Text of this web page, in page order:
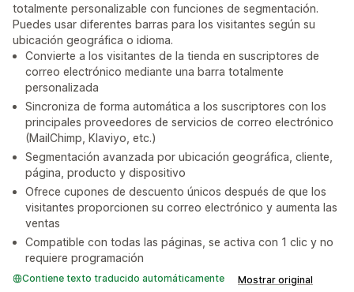
totalmente personalizable con funciones de segmentación.
Puedes usar diferentes barras para los visitantes según su
ubicación geográfica o idioma.
Convierte a los visitantes de la tienda en suscriptores de
correo electrónico mediante una barra totalmente
personalizada
Sincroniza de forma automática a los suscriptores con los
principales proveedores de servicios de correo electrónico
(MailChimp, Klaviyo, etc.)
Segmentación avanzada por ubicación geográfica, cliente,
página, producto y dispositivo
Ofrece cupones de descuento únicos después de que los
visitantes proporcionen su correo electrónico y aumenta las
ventas
Compatible con todas las páginas, se activa con 1 clic y no
requiere programación
Contiene texto traducido automáticamente Mostrar original